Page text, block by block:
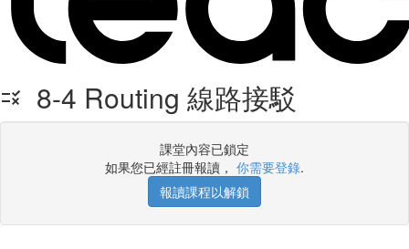
8-4 Routing 線路接駁
課堂內容已鎖定
如果您已經註冊報讀， 你需要登錄.
報讀課程以解鎖